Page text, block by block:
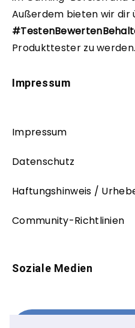
Außerdem bieten wir dir
Produkttester zu werden.
Impressum
Impressum
Datenschutz
Haftungshinweis /
Community-Richtlinien
Soziale Medien